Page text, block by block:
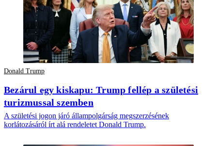
Donald Trump
Bezárul egy kiskapu: Trump fellép a születési
turizmussal szemben
A születési jogon járó állampolgárság megszerzésének
korlátozásáról írt alá rendeletet Donald Trump.